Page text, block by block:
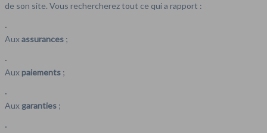
de son site. Vous rechercherez tout ce qui a rapport :
·
Auxassurances ;
·
Aux paiements ;
·
Aux garanties ;
·